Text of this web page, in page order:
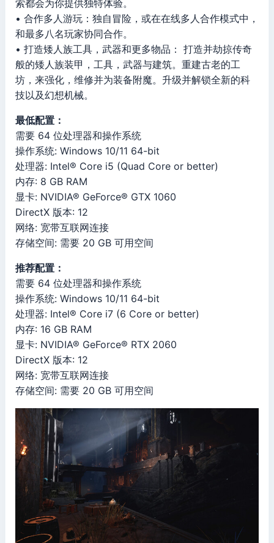
索都会为你提供独特体验。
• 合作多人游玩：独自冒险，或在在线多人合作模式中，
和最多八名玩家协同合作。
• 打造矮人族工具，武器和更多物品： 打造并劫掠传奇
般的矮人族装甲，工具，武器与建筑。重建古老的工
坊，来强化，维修并为装备附魔。升级并解锁全新的科
技以及幻想机械。
最低配置：
需要 64 位处理器和操作系统
操作系统: Windows 10/11 64-bit
处理器: Intel® Core i5 (Quad Core or better)
内存: 8 GB RAM
显卡: NVIDIA® GeForce® GTX 1060
DirectX 版本: 12
网络: 宽带互联网连接
存储空间: 需要 20 GB 可用空间
推荐配置：
需要 64 位处理器和操作系统
操作系统: Windows 10/11 64-bit
处理器: Intel® Core i7 (6 Core or better)
内存: 16 GB RAM
显卡: NVIDIA® GeForce® RTX 2060
DirectX 版本: 12
网络: 宽带互联网连接
存储空间: 需要 20 GB 可用空间